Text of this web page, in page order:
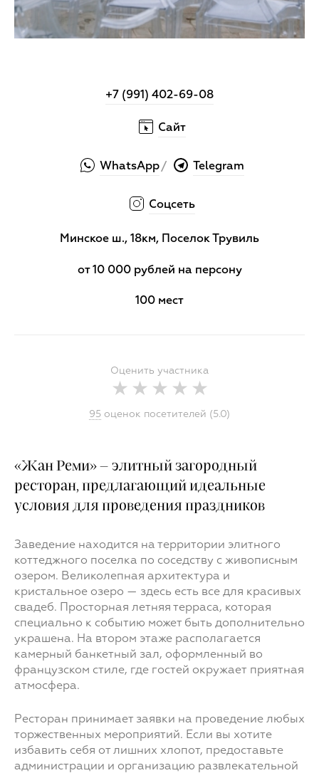
Оценить участника
95 оценок посетителей (5.0)
+7 (991) 402-69-08
Сайт
WhatsApp/ Telegram
Соцсеть
Минское ш., 18км, Поселок Трувиль
от 10 000 рублей на персону
100 мест
«Жан Реми» – элитный загородный
ресторан, предлагающий идеальные
условия для проведения праздников
Заведение находится на территории элитного
коттеджного поселка по соседству с живописным
озером. Великолепная архитектура и
кристальное озеро — здесь есть все для красивых
свадеб. Просторная летняя терраса, которая
специально к событию может быть дополнительно
украшена. На втором этаже располагается
камерный банкетный зал, оформленный во
французском стиле, где гостей окружает приятная
атмосфера.
Ресторан принимает заявки на проведение любых
торжественных мероприятий. Если вы хотите
избавить себя от лишних хлопот, предоставьте
администрации и организацию развлекательной